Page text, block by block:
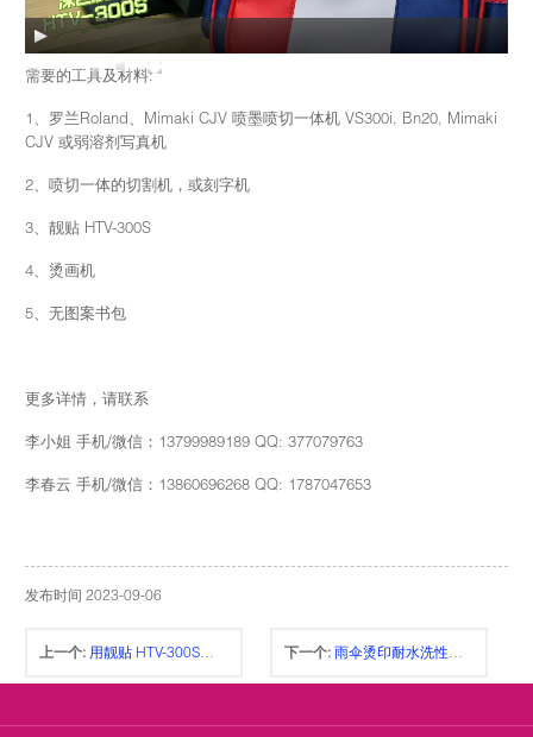
00:00 00:59
需要的工具及材料:
1、罗兰Roland、Mimaki CJV 喷墨喷切一体机 VS300i, Bn20, Mimaki
CJV 或弱溶剂写真机
2、喷切一体的切割机，或刻字机
3、靓贴 HTV-300S
4、烫画机
5、无图案书包
更多详情，请联系
李小姐 手机/微信：13799989189 QQ: 377079763
李春云 手机/微信：13860696268 QQ: 1787047653
发布时间 2023-09-06
上一个: 用靓贴 HTV-300S烫印帆布高帮鞋的分布操作流程 下一个: 雨伞烫印耐水洗性优 靓贴 HTV-300S printable vinyl